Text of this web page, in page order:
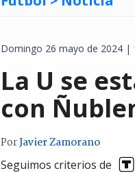
Domingo 26 mayo de 2024 |
La U se
con
PorJavier Zamorano
Seguimos criterios de